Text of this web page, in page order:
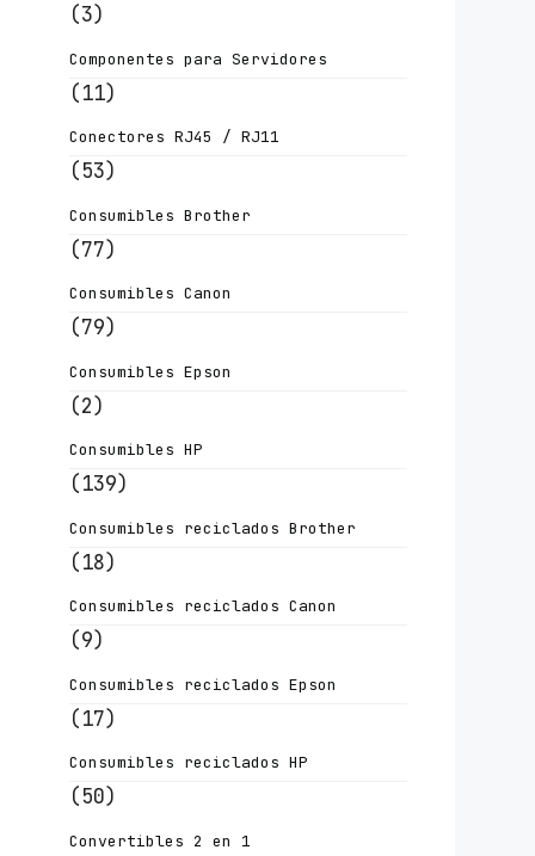
(3)
Componentes para Servidores
(11)
Conectores RJ45 / RJ11
(53)
Consumibles Brother
(77)
Consumibles Canon
(79)
Consumibles Epson
(2)
Consumibles HP
(139)
Consumibles reciclados Brother
(18)
Consumibles reciclados Canon
(9)
Consumibles reciclados Epson
(17)
Consumibles reciclados HP
(50)
Convertibles 2 en 1